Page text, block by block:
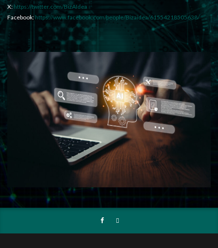
X: https://twitter.com/BizAIdea
Facebook: https://www.facebook.com/people/Bizaidea/61554218505638/